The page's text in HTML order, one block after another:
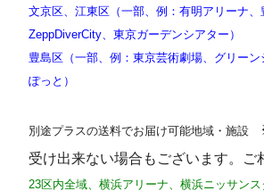
文京区、江東区（一部、例：有明アリーナ、
ZeppDiverCity、東京ガーデンシアター）
豊島区（一部、例：東京芸術劇場、グリー
ぽっと）
別途プラスの送料でお届け可能地域・施設
受け出来ない場合もございます。ご
23区内全域、横浜アリーナ、横浜ニッサン